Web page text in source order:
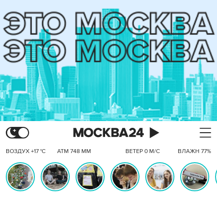
ВОЗДУХ +17 °C АТМ 748 ММ ВЕТЕР 0 М/С ВЛАЖН 77%